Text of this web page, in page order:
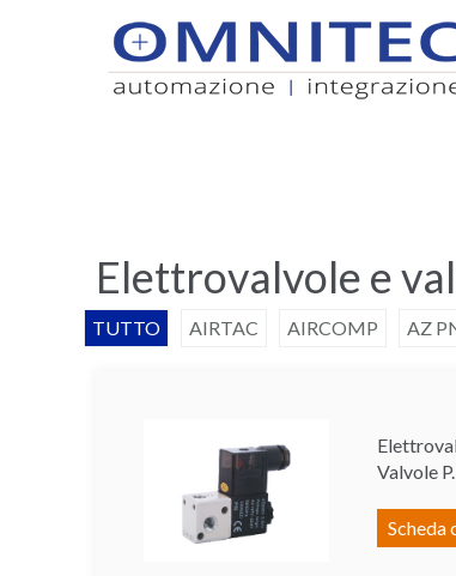
Elettrovalvole e
TUTTO AIRTAC AIRCOMP AZ
Valvole
Scheda